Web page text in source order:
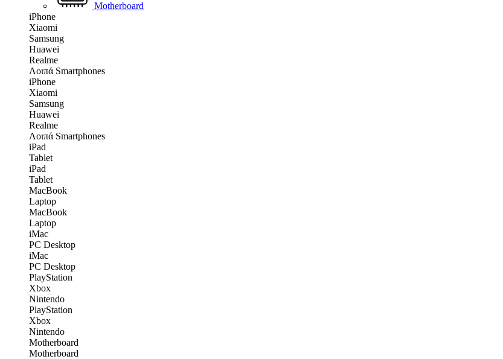
Motherboard
iPhone
Xiaomi
Samsung
Huawei
Realme
Λοιπά Smartphones
iPhone
Xiaomi
Samsung
Huawei
Realme
Λοιπά Smartphones
iPad
Tablet
iPad
Tablet
MacBook
Laptop
MacBook
Laptop
iMac
PC Desktop
iMac
PC Desktop
PlayStation
Xbox
Nintendo
PlayStation
Xbox
Nintendo
Motherboard
Motherboard